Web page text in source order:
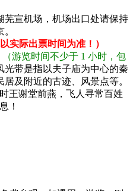
芜宣机场，机场出口处请保持
实际出票时间为准！）
（游览时间不少于 1 小时，包
光带是指以夫子庙为中心的秦
及附近的古迹、风景点等。
王谢堂前燕，飞人寻常百姓
！